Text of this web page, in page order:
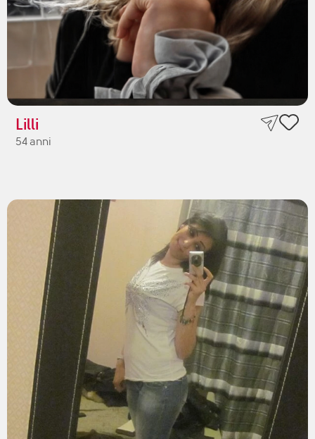
Lilli
54 anni